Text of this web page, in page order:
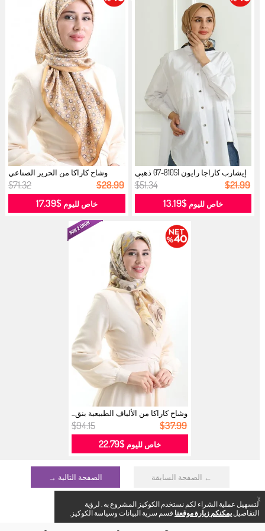
Xلتسهيل عملية الشراء لكم نستخدم الكوكيز المشروع به . لرؤية
التفاصيليمكنكم زيارة موقعنا قسم سرية البيانات وسياسة الكوكيز.
إيشارب كاراجا رايون 81051-07 ذهبي
أ...
$51.34 $21.99
خاص لليوم$13.19
وشاح كاراكا من الحرير الصناعي
بنقوش...
$71.32 $28.99
خاص لليوم$17.39
وشاح كاراكا من الألياف الطبيعية بنق...
$94.15 $37.99
خاص لليوم $22.79
← الصفحة السابقة الصفحة التالية →